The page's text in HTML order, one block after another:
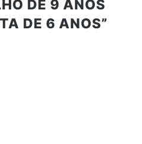
DE 9 ANOS
DE 6 ANOS”